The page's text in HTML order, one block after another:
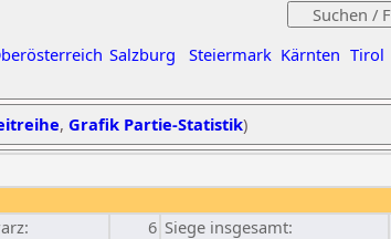
Salzburg Steiermark Kärnten Tirol
, Grafik Partie-Statistik)
6 Siege insgesamt: